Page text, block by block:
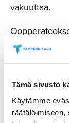
Tämä sivusto
Käytämme
räätälöimiseen,
vakuuttaa.
samanlainen
tarinassa on
hän pääsisi
pohdintojaan